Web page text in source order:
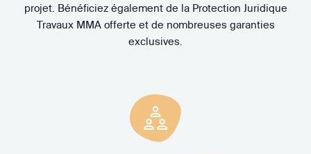
projet. Bénéficiez également de la Protection Juridique
Travaux MMA offerte et de nombreuses garanties
exclusives.